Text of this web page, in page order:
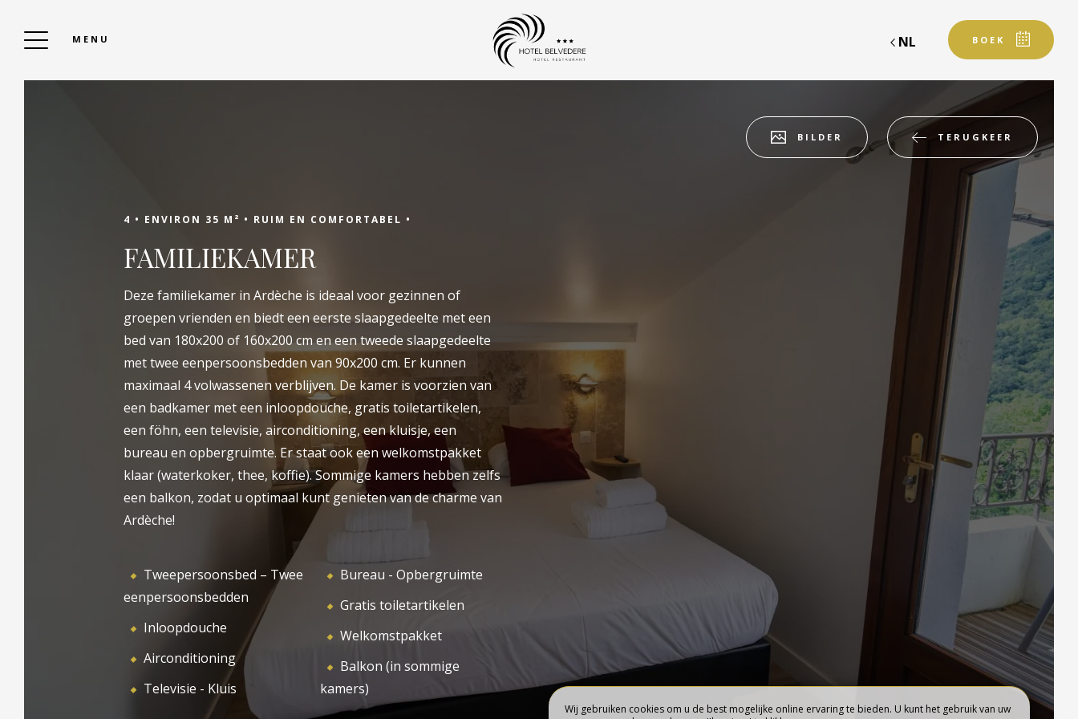
MENU BOEK
NL
WELKOM HOTEL KAMERS GROOT BUFFET
Om Te Reserveren
tarieven. Vul uw reisdata en het aantal
personen in uw reisgezelschap in om de
beschikbare accommodaties te bekijken.
Neem contact met ons op via telefoon, e-
mail of ons online formulier om uw bezoek
te regelen.
BILDER TERUGKEER
4 • ENVIRON 35 M² • RUIM EN COMFORTABEL •
FAMILIEKAMER
Deze familiekamer in Ardèche is ideaal voor gezinnen of
groepen vrienden en biedt een eerste slaapgedeelte met een
bed van 180x200 of 160x200 cm en een tweede slaapgedeelte
met twee eenpersoonsbedden van 90x200 cm. Er kunnen
maximaal 4 volwassenen verblijven. De kamer is voorzien van
een badkamer met een inloopdouche, gratis toiletartikelen,
een föhn, een televisie, airconditioning, een kluisje, een
bureau en opbergruimte. Er staat ook een welkomstpakket
klaar (waterkoker, thee, koffie). Sommige kamers hebben zelfs
een balkon, zodat u optimaal kunt genieten van de charme van
Ardèche!
Tweepersoonsbed – Twee
eenpersoonsbedden
Inloopdouche
Airconditioning
Televisie - Kluis
Bureau - Opbergruimte
Gratis toiletartikelen
Welkomstpakket
Balkon (in sommige
kamers)
Wij gebruiken cookies om u de best mogelijke online ervaring te bieden. U kunt het gebruik van uw